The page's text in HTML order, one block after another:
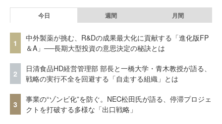
今日 週間 月間
1
中外製薬が挑む、R&Dの成果最大化に貢献する「進化版FP
＆A」──長期大型投資の意思決定の秘訣とは
2
日清食品HD経営管理部 部長と一橋大学・青木教授が語る、
戦略の実行不全を回避する「自走する組織」とは
3
事業の“ゾンビ化”を防ぐ。NEC松田氏が語る、停滞プロジェ
クトを打破する多様な「出口戦略」